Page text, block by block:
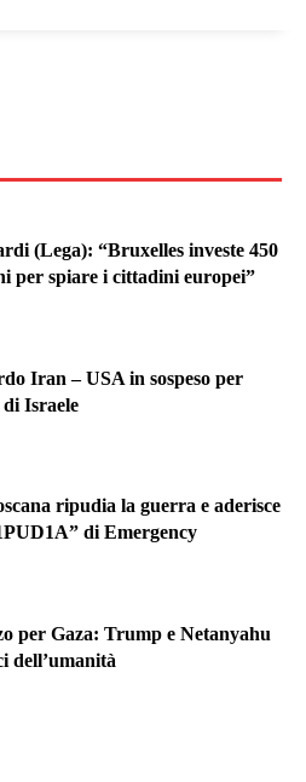
(Lega): “Bruxelles investe 450
per spiare i cittadini europei”
Iran – USA in sospeso per
di Israele
ripudia la guerra e aderisce
di Emergency
per Gaza: Trump e Netanyahu
dell’umanità